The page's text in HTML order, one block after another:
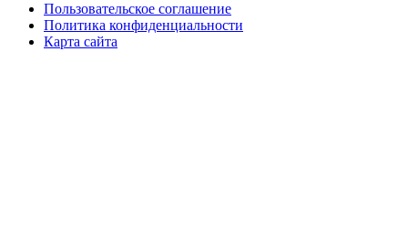
Пользовательское соглашение
Политика конфиденциальности
Карта сайта